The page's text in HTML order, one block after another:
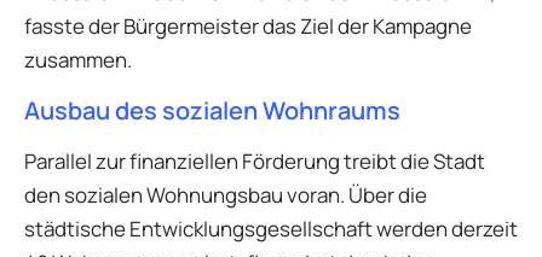
fasste der Bürgermeister das Ziel der Kampagne
zusammen.
Ausbau des sozialen Wohnraums
Parallel zur finanziellen Förderung treibt die Stadt
den sozialen Wohnungsbau voran. Über die
städtische Entwicklungsgesellschaft werden derzeit